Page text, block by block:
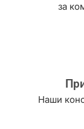
за
Наши